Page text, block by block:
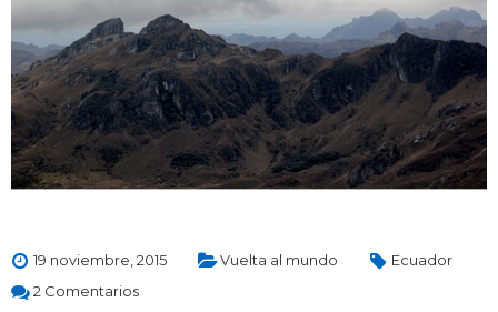
19 noviembre, 2015 Vuelta al mundo
Ecuador
2 Comentarios